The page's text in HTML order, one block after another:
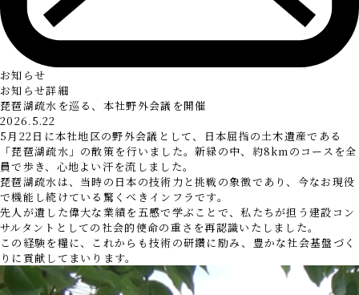
お知らせ
お知らせ詳細
琵琶湖疏水を巡る、本社野外会議を開催
2026.5.22
5月22日に本社地区の野外会議として、日本屈指の土木遺産である
「琵琶湖疏水」の散策を行いました。新緑の中、約8kmのコースを全
員で歩き、心地よい汗を流しました。
琵琶湖疏水は、当時の日本の技術力と挑戦の象徴であり、今なお現役
で機能し続けている驚くべきインフラです。
先人が遺した偉大な業績を五感で学ぶことで、私たちが担う建設コン
サルタントとしての社会的使命の重さを再認識いたしました。
この経験を糧に、これからも技術の研鑽に励み、豊かな社会基盤づく
りに貢献してまいります。